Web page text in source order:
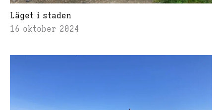
Läget i staden
16 oktober 2024